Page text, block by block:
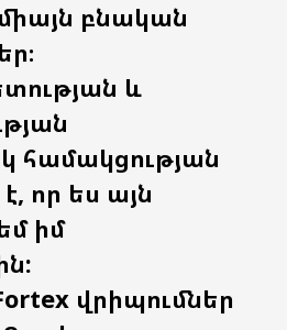
բնական
և
համակցության
որ ես այն
իմ
վրիպումներ